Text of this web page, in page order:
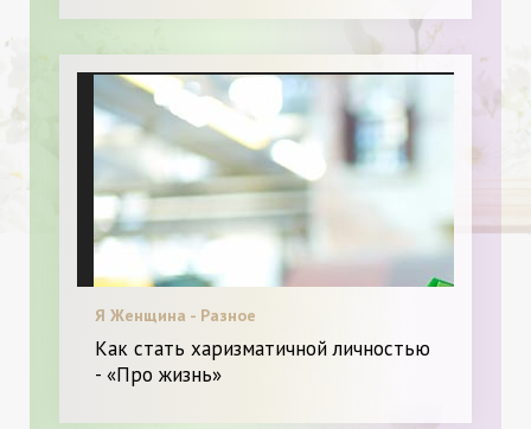
Я Женщина - Разное
Как стать харизматичной личностью
- «Про жизнь»